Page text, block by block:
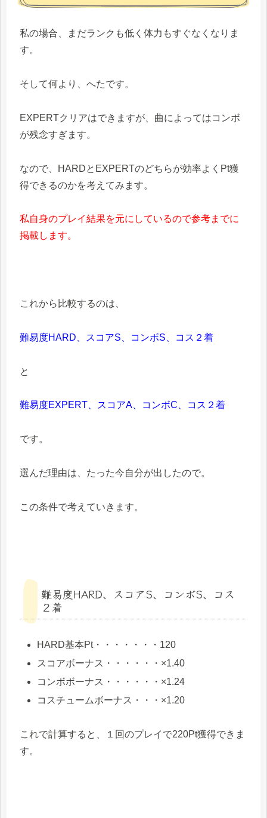
私の場合、まだランクも低く体力もすぐなくなりま
す。
そして何より、へたです。
EXPERTクリアはできますが、曲によってはコンボ
が残念すぎます。
なので、HARDとEXPERTのどちらが効率よくPt獲
得できるのかを考えてみます。
私自身のプレイ結果を元にしているので参考までに
掲載します。
これから比較するのは、
難易度HARD、スコアS、コンボS、コス２着
と
難易度EXPERT、スコアA、コンボC、コス２着
です。
選んだ理由は、たった今自分が出したので。
この条件で考えていきます。
難易度HARD、スコアS、コンボS、コス
２着
HARD基本Pt・・・・・・・120
スコアボーナス・・・・・・×1.40
コンボボーナス・・・・・・×1.24
コスチュームボーナス・・・×1.20
これで計算すると、１回のプレイで220Pt獲得できま
す。